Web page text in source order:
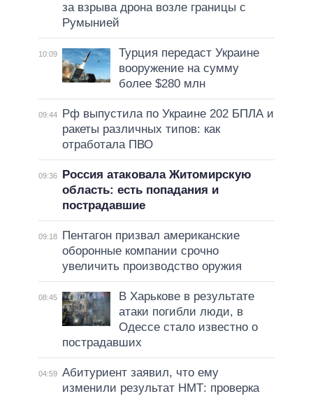
за взрыва дрона возле границы с
Румынией
10:09
Турция передаст Украине
вооружение на сумму
более $280 млн
09:44
Рф выпустила по Украине 202 БПЛА и
ракеты различных типов: как
отработала ПВО
09:36
Россия атаковала Житомирскую
область: есть попадания и
пострадавшие
09:18
Пентагон призвал американские
оборонные компании срочно
увеличить производство оружия
08:45
В Харькове в результате
атаки погибли люди, в
Одессе стало известно о
пострадавших
04:59 Абитуриент заявил, что ему
изменили результат НМТ: проверка